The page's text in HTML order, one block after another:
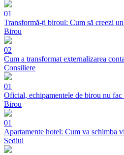
01
Transformă-ți biroul: Cum să creezi
Birou
02
Cum a transformat externalizarea
Consiliere
01
Oficial, echipamentele de birou nu fac
Birou
01
Apartamente hotel: Cum va schimba
Sediul